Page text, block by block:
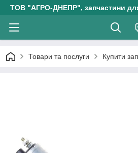
ТОВ "АГРО-ДНЕПР", запчастини
Товари та послуги Купити